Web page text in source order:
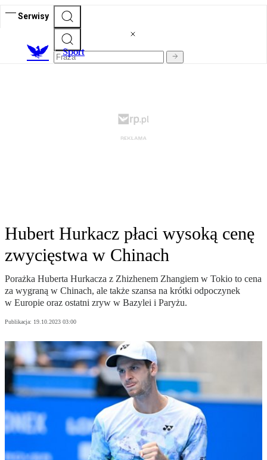
Serwisy
Sport
Hubert Hurkacz płaci wysoką cenę
zwycięstwa w Chinach
Porażka Huberta Hurkacza z Zhizhenem Zhangiem w Tokio to cena
za wygraną w Chinach, ale także szansa na krótki odpoczynek
w Europie oraz ostatni zryw w Bazylei i Paryżu.
Publikacja: 19.10.2023 03:00